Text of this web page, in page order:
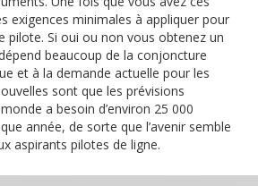
exigences minimales à appliquer pour
pilote. Si oui ou non vous obtenez un
beaucoup de la conjoncture
et à la demande actuelle pour les
sont que les prévisions
a besoin d’environ 25 000
année, de sorte que l’avenir semble
aspirants pilotes de ligne.